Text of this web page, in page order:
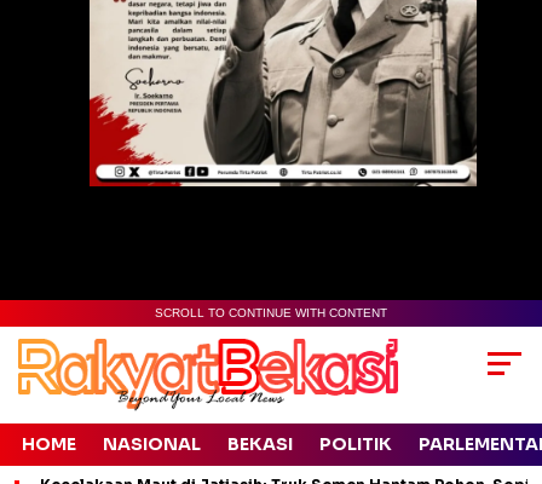
SCROLL TO CONTINUE WITH CONTENT
HOME NASIONAL BEKASI POLITIK